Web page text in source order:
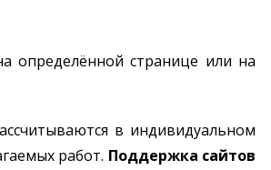
определённой странице или на
в индивидуальном
работ. Поддержка сайтов